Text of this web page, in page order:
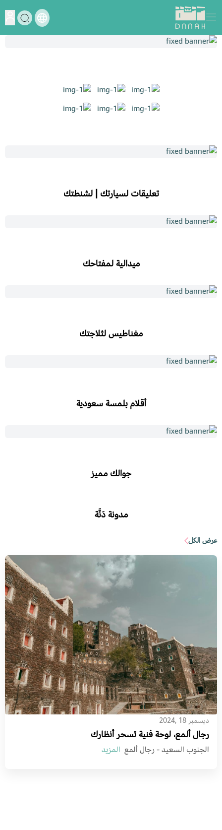
دنة
تعليقات لسيارتك | لشنطتك
ميدالية لمفتاحك
مغناطيس لثلاجتك
أقلام بلمسة سعودية
جوالك مميز
مدونة دَنَّة
عرض الكل
ديسمبر 18 ,2024
رجال ألمع، لوحة فنية تسحر أنظارك
الجنوب السعيد - رجال ألمع المزيد